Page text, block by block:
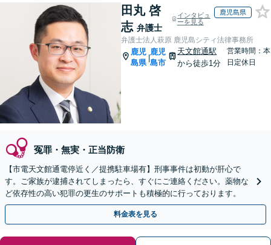
田丸 啓
志 弁護士
インタビュ
ーを見る
鹿児島県
弁護士法人萩原 鹿児島シティ法律事務所
鹿児
島県
|
鹿児
島市
天文館通駅
から徒歩1分
営業時間：本
日定休日
冤罪・無実・正当防衛
【市電天文館通電停近く／提携駐車場有】刑事事件は初動が肝心で
す。ご家族が逮捕されてしまったら、すぐにご連絡ください。薬物な
ど依存性の高い犯罪の更生のサポートも積極的に行っております。
料金表を見る